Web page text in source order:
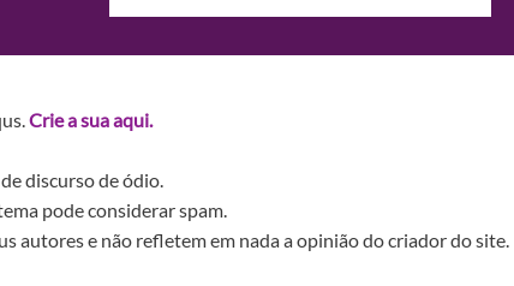
Crie a sua aqui.
discurso de ódio.
pode considerar spam.
autores e não refletem em nada a opinião do criador do site.